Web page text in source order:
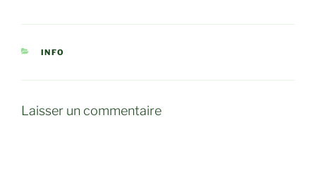
CATÉGORIES
INFO
Laisser un commentaire